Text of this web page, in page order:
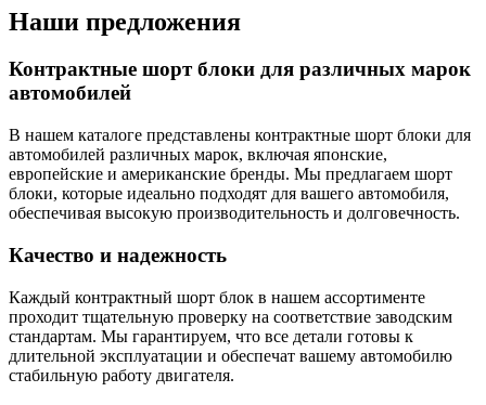
Наши предложения
Контрактные шорт блоки для различных марок
автомобилей
В нашем каталоге представлены контрактные шорт блоки для
автомобилей различных марок, включая японские,
европейские и американские бренды. Мы предлагаем шорт
блоки, которые идеально подходят для вашего автомобиля,
обеспечивая высокую производительность и долговечность.
Качество и надежность
Каждый контрактный шорт блок в нашем ассортименте
проходит тщательную проверку на соответствие заводским
стандартам. Мы гарантируем, что все детали готовы к
длительной эксплуатации и обеспечат вашему автомобилю
стабильную работу двигателя.